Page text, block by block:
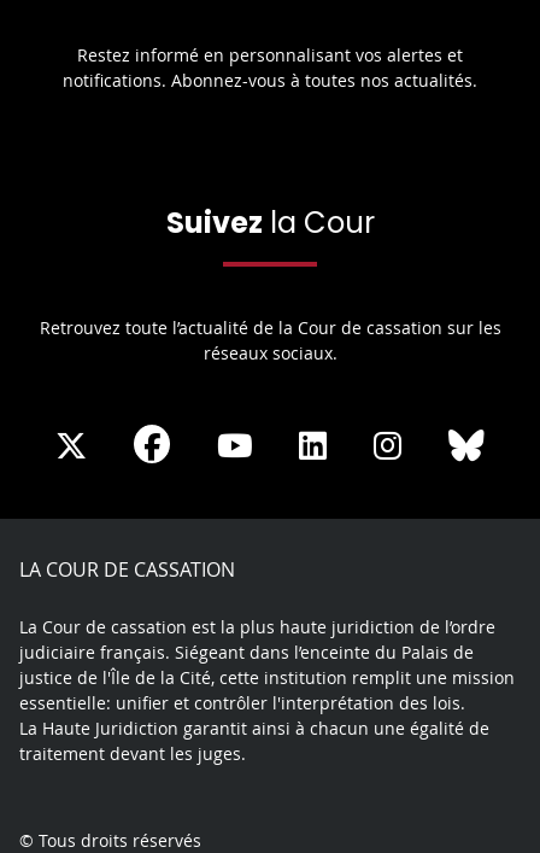
Restez informé en personnalisant vos alertes et
notifications. Abonnez-vous à toutes nos actualités.
Suivez la Cour
Retrouvez toute l’actualité de la Cour de cassation sur les
réseaux sociaux.
Share
X
Share
Facebook
Share
Youtube
Share
LinkedIn
Share
Instagram
LA COUR DE CASSATION
La Cour de cassation est la plus haute juridiction de l’ordre
judiciaire français. Siégeant dans l’enceinte du Palais de
justice de l'Île de la Cité, cette institution remplit une mission
essentielle: unifier et contrôler l'interprétation des lois.
La Haute Juridiction garantit ainsi à chacun une égalité de
traitement devant les juges.
© Tous droits réservés